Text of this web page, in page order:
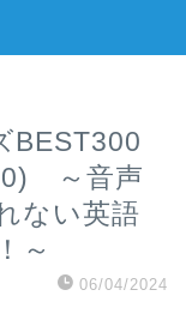
BEST300
～音声
ない英語
～
06/04/2024